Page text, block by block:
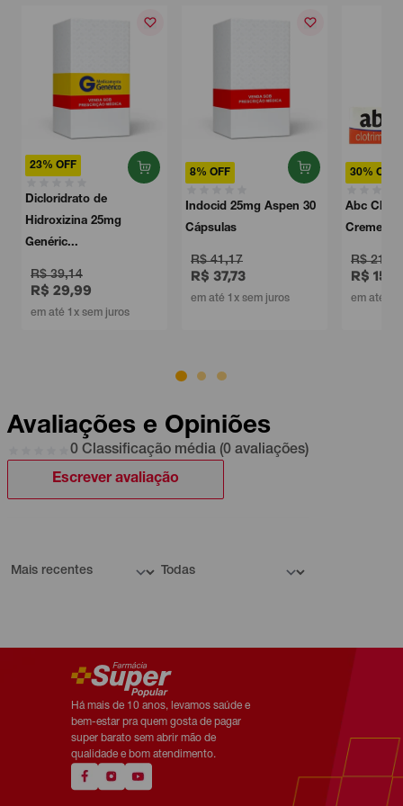
23% OFF
Dicloridrato de
Hidroxizina 25mg
Genéric...
R$ 39,14
R$ 29,99
em até 1x sem juros
8% OFF
Indocid 25mg Aspen 30
Cápsulas
R$ 41,17
R$ 37,73
em até 1x sem juros
30% OFF
Abc
Creme
R$ 21,32
R$
em até 1x
Avaliações e Opiniões
0 Classificação média (0 avaliações)
Escrever avaliação
Há mais de 10 anos, levamos saúde e
bem-estar pra quem gosta de pagar
super barato sem abrir mão de
qualidade e bom atendimento.